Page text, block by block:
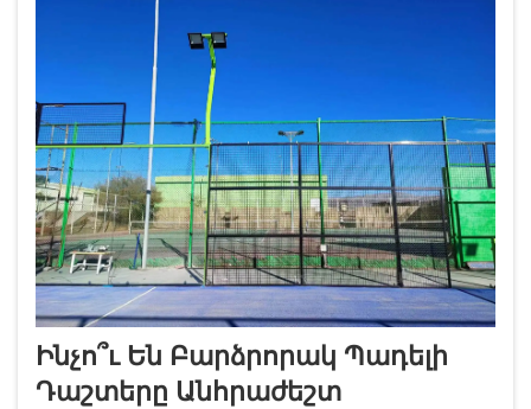
կենտրոնների ղեկավարները և հանգստի...
Ինչո՞ւ Են Բարձրորակ Պադելի
Դաշտերը Անհրաժեշտ